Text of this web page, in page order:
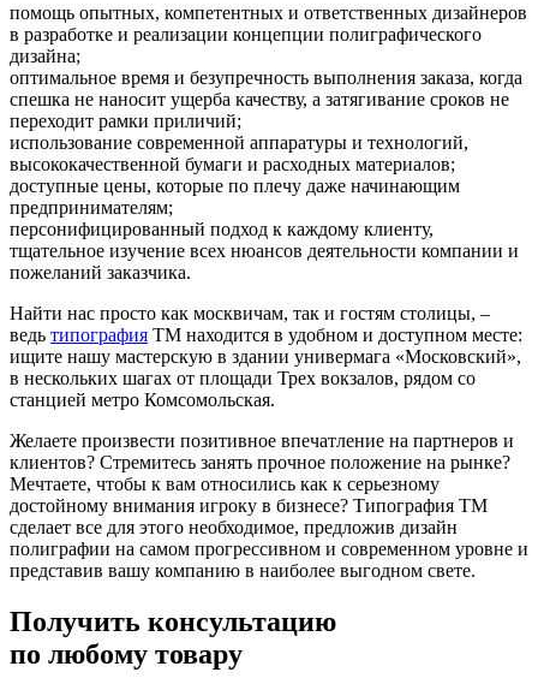
помощь опытных, компетентных и ответственных дизайнеров
в разработке и реализации концепции полиграфического
дизайна;
оптимальное время и безупречность выполнения заказа, когда
спешка не наносит ущерба качеству, а затягивание сроков не
переходит рамки приличий;
использование современной аппаратуры и технологий,
высококачественной бумаги и расходных материалов;
доступные цены, которые по плечу даже начинающим
предпринимателям;
персонифицированный подход к каждому клиенту,
тщательное изучение всех нюансов деятельности компании и
пожеланий заказчика.
Найти нас просто как москвичам, так и гостям столицы, –
ведь типография ТМ находится в удобном и доступном месте:
ищите нашу мастерскую в здании универмага «Московский»,
в нескольких шагах от площади Трех вокзалов, рядом со
станцией метро Комсомольская.
Желаете произвести позитивное впечатление на партнеров и
клиентов? Стремитесь занять прочное положение на рынке?
Мечтаете, чтобы к вам относились как к серьезному
достойному внимания игроку в бизнесе? Типография ТМ
сделает все для этого необходимое, предложив дизайн
полиграфии на самом прогрессивном и современном уровне и
представив вашу компанию в наиболее выгодном свете.
Получить консультацию
по любому товару